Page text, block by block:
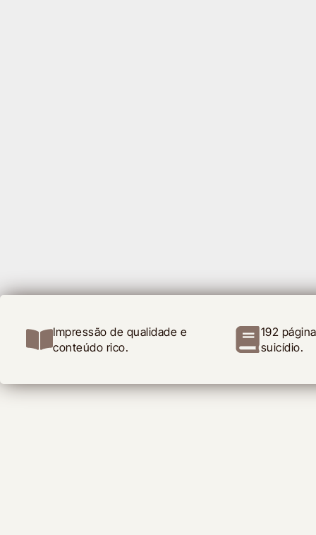
Impressão de qualidade e
conteúdo rico.
192
suicídio.